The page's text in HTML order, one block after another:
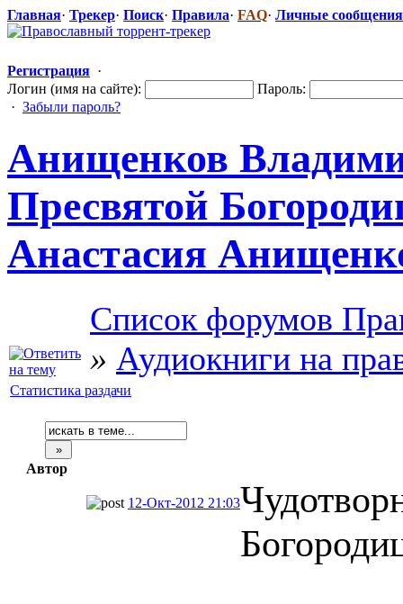
Главная· Трекер· Поиск· Правила· FAQ· Личные сообщения
Регистрация ·
Логин (имя на сайте):
Пароль:
· Забыли пароль?
Анищенков
Пресвятой
Анастасия
Список форумов
» Аудиокниги на
Статистика раздачи
Автор
12-Окт-2012 21:03